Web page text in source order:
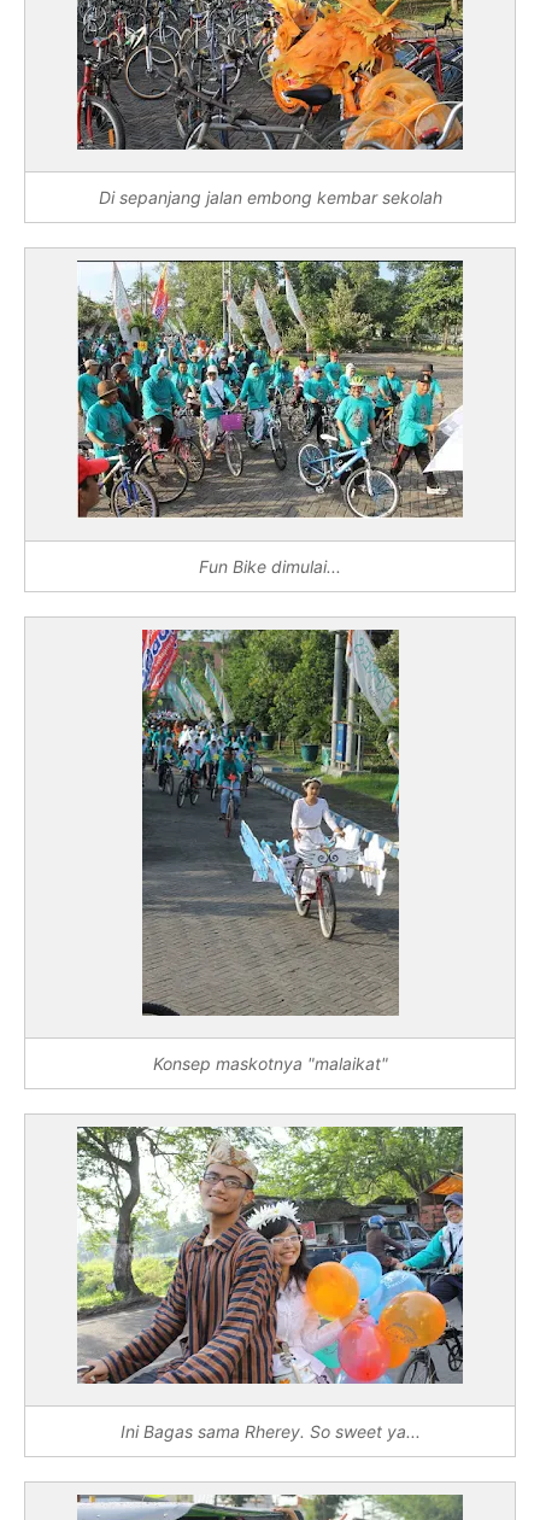
Di sepanjang jalan embong kembar sekolah
Fun Bike dimulai...
Konsep maskotnya "malaikat"
Ini Bagas sama Rherey. So sweet ya...